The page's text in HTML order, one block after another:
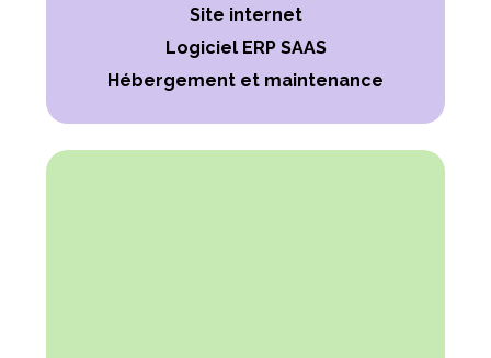
Site internet
Logiciel ERP SAAS
Hébergement et maintenance